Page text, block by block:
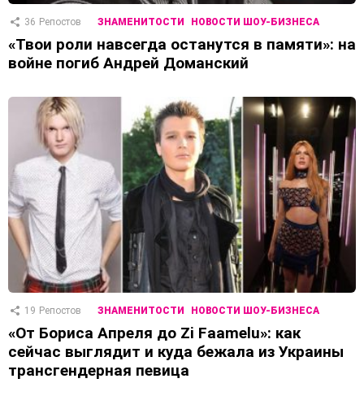
36 Репостов ЗНАМЕНИТОСТИ НОВОСТИ ШОУ-БИЗНЕСА
«Твои роли навсегда останутся в памяти»: на
войне погиб Андрей Доманский
19 Репостов ЗНАМЕНИТОСТИ НОВОСТИ ШОУ-БИЗНЕСА
«От Бориса Апреля до Zi Faamelu»: как
сейчас выглядит и куда бежала из Украины
трансгендерная певица